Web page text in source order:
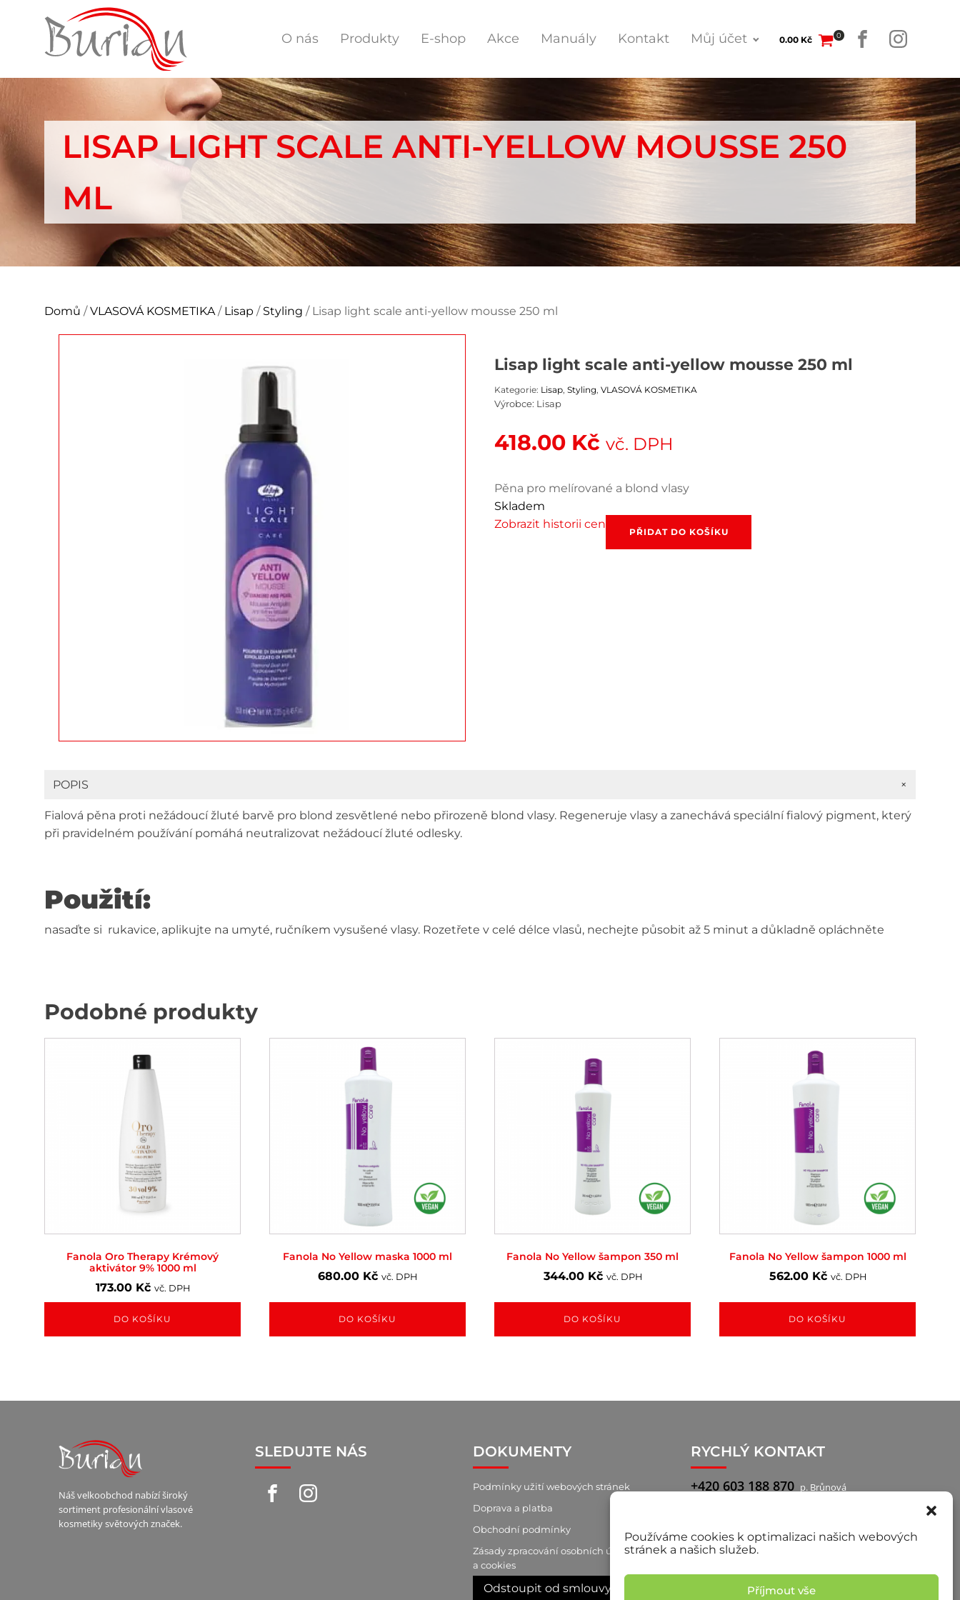
Používáme cookies k optimalizaci našich webových
stránek a našich služeb.
Příjmout vše
O nás Produkty E-shop Akce Manuály Kontakt Můj účet 0.00 Kč 0
LISAP LIGHT SCALE ANTI-YELLOW MOUSSE 250
ML
Domů /VLASOVÁ KOSMETIKA / Lisap / Styling / Lisap light scale anti-yellow mousse 250 ml
Lisap light scale anti-yellow mousse 250 ml
Kategorie: Lisap Styling VLASOVÁ KOSMETIKA
Výrobce: Lisap
418.00 Kč vč. DPH
Pěna pro melírované a blond vlasy
Skladem
Zobrazit historii cen
PŘIDAT DO KOŠÍKU
POPIS +
Fialová pěna proti nežádoucí žluté barvě pro blond zesvětlené nebo přirozeně blond vlasy. Regeneruje vlasy a zanechává speciální fialový pigment, který
při pravidelném používání pomáhá neutralizovat nežádoucí žluté odlesky.
Použití:
nasaďte si rukavice, aplikujte na umyté, ručníkem vysušené vlasy. Rozetřete v celé délce vlasů, nechejte působit až 5 minut a důkladně opláchněte
Podobné produkty
Fanola Oro Therapy Krémový
aktivátor 9% 1000 ml
173.00 Kč vč. DPH
DO KOŠÍKU
Fanola No Yellow maska 1000 ml
680.00 Kč vč. DPH
DO KOŠÍKU
Fanola No Yellow šampon 350 ml
344.00 Kč vč. DPH
DO KOŠÍKU
Fanola No Yellow šampon 1000 ml
562.00 Kč vč. DPH
DO KOŠÍKU
Náš velkoobchod nabízí široký
sortiment profesionální vlasové
kosmetiky světových značek.
SLEDUJTE NÁS DOKUMENTY
Podmínky užití webových stránek
Doprava a platba
Obchodní podmínky
Zásady zpracování osobních údajů
a cookies
Odstoupit od smlouvy
RYCHLÝ KONTAKT
+420 603 188 870 p. Brůnová